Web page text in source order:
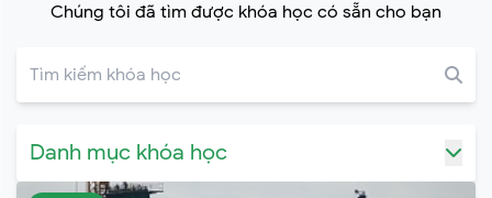
Chúng tôi đã tìm được khóa học có sẵn cho bạn
Danh mục khóa học